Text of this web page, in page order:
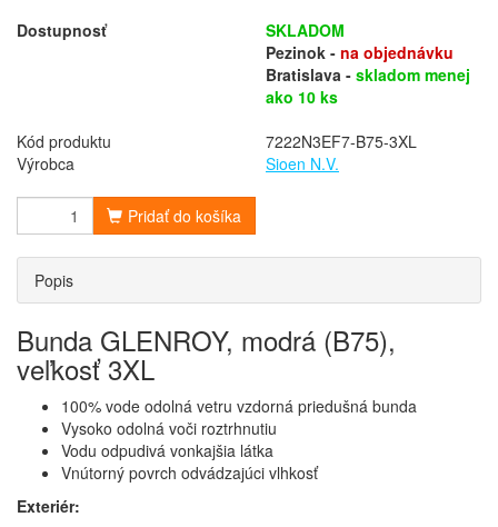
Dostupnosť
SKLADOM
Pezinok - na objednávku
Bratislava - skladom menej
ako 10 ks
Kód produktu
7222N3EF7-B75-3XL
Výrobca
Sioen N.V.
Pridať do košíka
Popis
Bunda GLENROY, modrá (B75),
veľkosť 3XL
100% vode odolná vetru vzdorná priedušná bunda
Vysoko odolná voči roztrhnutiu
Vodu odpudivá vonkajšia látka
Vnútorný povrch odvádzajúci vlhkosť
Exteriér: